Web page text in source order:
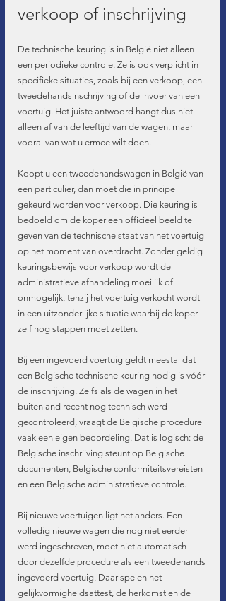
verkoop of inschrijving
De technische keuring is in België niet alleen
een periodieke controle. Ze is ook verplicht in
specifieke situaties, zoals bij een verkoop, een
tweedehandsinschrijving of de invoer van een
voertuig. Het juiste antwoord hangt dus niet
alleen af van de leeftijd van de wagen, maar
vooral van wat u ermee wilt doen.
Koopt u een tweedehandswagen in België van
een particulier, dan moet die in principe
gekeurd worden voor verkoop. Die keuring is
bedoeld om de koper een officieel beeld te
geven van de technische staat van het voertuig
op het moment van overdracht. Zonder geldig
keuringsbewijs voor verkoop wordt de
administratieve afhandeling moeilijk of
onmogelijk, tenzij het voertuig verkocht wordt
in een uitzonderlijke situatie waarbij de koper
zelf nog stappen moet zetten.
Bij een ingevoerd voertuig geldt meestal dat
een Belgische technische keuring nodig is vóór
de inschrijving. Zelfs als de wagen in het
buitenland recent nog technisch werd
gecontroleerd, vraagt de Belgische procedure
vaak een eigen beoordeling. Dat is logisch: de
Belgische inschrijving steunt op Belgische
documenten, Belgische conformiteitsvereisten
en een Belgische administratieve controle.
Bij nieuwe voertuigen ligt het anders. Een
volledig nieuwe wagen die nog niet eerder
werd ingeschreven, moet niet automatisch
door dezelfde procedure als een tweedehands
ingevoerd voertuig. Daar spelen het
gelijkvormigheidsattest, de herkomst en de